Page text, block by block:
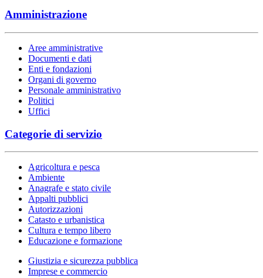
Amministrazione
Aree amministrative
Documenti e dati
Enti e fondazioni
Organi di governo
Personale amministrativo
Politici
Uffici
Categorie di servizio
Agricoltura e pesca
Ambiente
Anagrafe e stato civile
Appalti pubblici
Autorizzazioni
Catasto e urbanistica
Cultura e tempo libero
Educazione e formazione
Giustizia e sicurezza pubblica
Imprese e commercio